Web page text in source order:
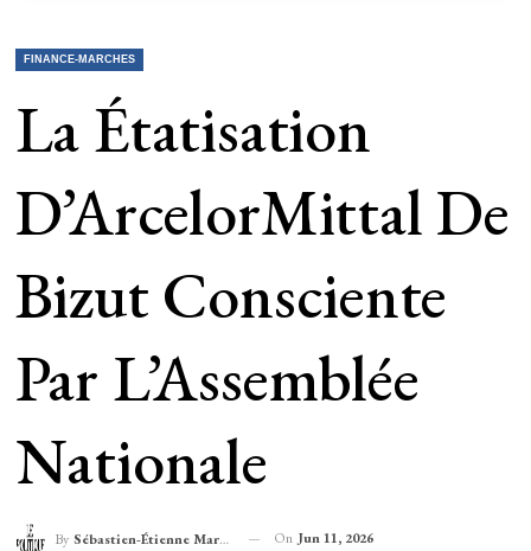
FINANCE-MARCHES
La Étatisation
D’ArcelorMittal De
Bizut Consciente
Par L’Assemblée
Nationale
By Sébastien-Étienne Marechal On Jun 11, 2026